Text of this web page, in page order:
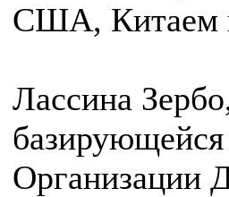
США, Китаем
Лассина
Организации